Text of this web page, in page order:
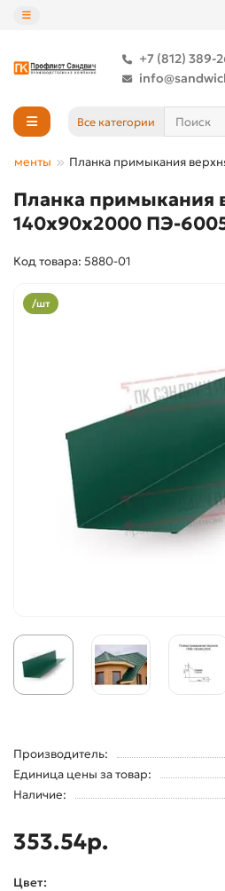
+7 (812) 389-
Все категории
Планка примыкания
Планка примыкания
140х90х2000 ПЭ-
Код товара: 5880-01
/шт
Производитель:
Единица цены за товар:
Наличие:
353.54р.
Цвет: